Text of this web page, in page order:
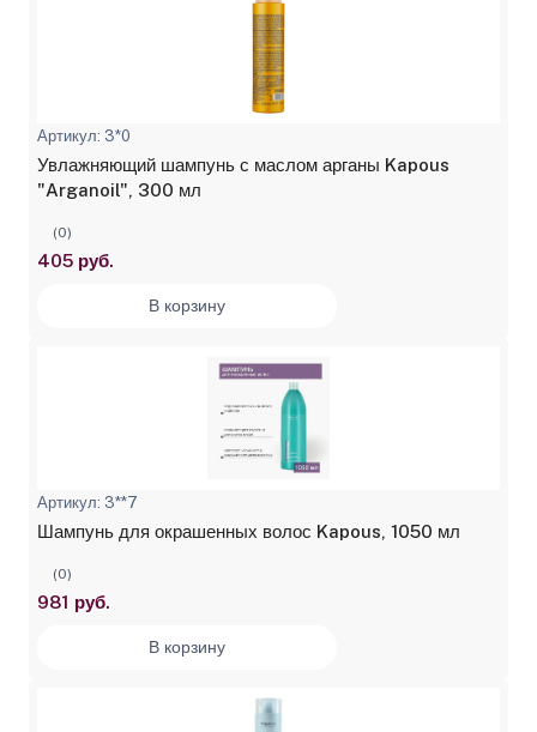
Артикул: 3*0
Увлажняющий шампунь с маслом арганы Kapous
"Arganoil", 300 мл
(0)
405 руб.
В корзину
Артикул: 3**7
Шампунь для окрашенных волос Kapous, 1050 мл
(0)
981 руб.
В корзину